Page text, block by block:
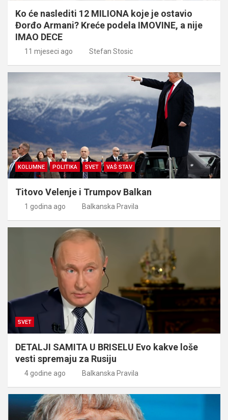
Ko će naslediti 12 MILIONA koje je ostavio
Đorđo Armani? Kreće podela IMOVINE, a nije
IMAO DECE
11 mjeseci ago Stefan Stosic
KOLUMNE POLITIKA SVET VAŠ STAV
Titovo Velenje i Trumpov Balkan
1 godina ago Balkanska Pravila
SVET
DETALJI SAMITA U BRISELU Evo kakve loše
vesti spremaju za Rusiju
4 godine ago Balkanska Pravila